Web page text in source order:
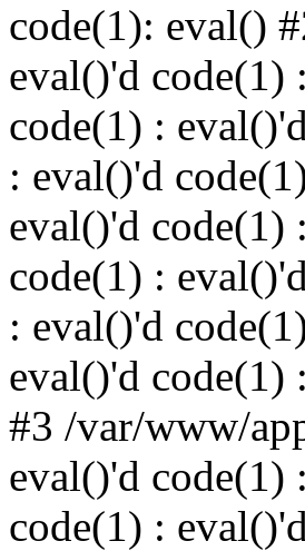
code(1): eval()
eval()'d code(1)
code(1) :
: eval()'d
eval()'d code(1)
code(1) :
: eval()'d
eval()'d code(1)
#3 /var/www/
eval()'d code(1)
code(1) :